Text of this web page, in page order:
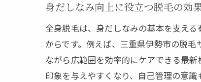
身だしなみ向上に役立つ脱毛の効
全身脱毛は、身だしなみの基本を支え
からです。例えば、三重県伊勢市の脱
ながら広範囲を効率的にケアできる最
印象を与えやすくなり、自己管理の意識